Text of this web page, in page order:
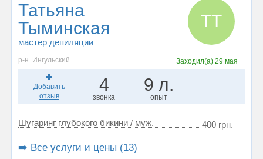
Татьяна
Тыминская
мастер депиляции
ТТ
р-н. Ингульский Заходил(а)29 мая
Добавить
отзыв
4
звонка
9 л.
опыт
Шугаринг глубокого бикини / муж. 400 грн.
➡️ Все услуги и цены (13)